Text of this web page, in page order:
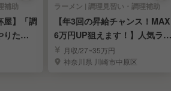
補助
屋】「調
りた
ラーメン | 調理見習い・調理補助
【年3回の昇給チャンス！MAX
6万円UP狙えます！】人気ラー
メンの社員募集
月収/27~35万円
神奈川県 川崎市中原区